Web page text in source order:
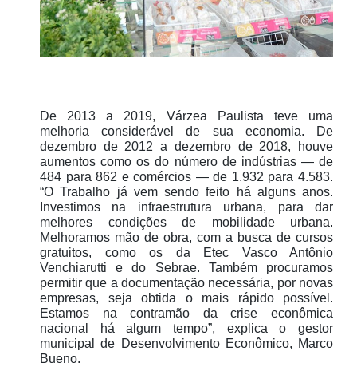
De 2013 a 2019, Várzea Paulista teve uma
melhoria considerável de sua economia. De
dezembro de 2012 a dezembro de 2018, houve
aumentos como os do número de indústrias — de
484 para 862 e comércios — de 1.932 para 4.583.
“O Trabalho já vem sendo feito há alguns anos.
Investimos na infraestrutura urbana, para dar
melhores condições de mobilidade urbana.
Melhoramos mão de obra, com a busca de cursos
gratuitos, como os da Etec Vasco Antônio
Venchiarutti e do Sebrae. Também procuramos
permitir que a documentação necessária, por novas
empresas, seja obtida o mais rápido possível.
Estamos na contramão da crise econômica
nacional há algum tempo”, explica o gestor
municipal de Desenvolvimento Econômico, Marco
Bueno.